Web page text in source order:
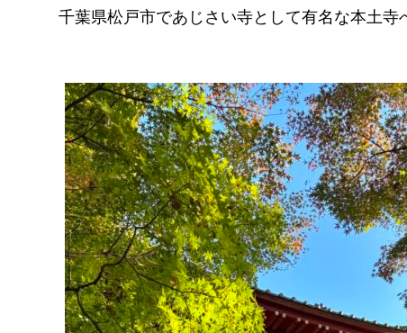
千葉県松戸市であじさい寺として有名な本土寺